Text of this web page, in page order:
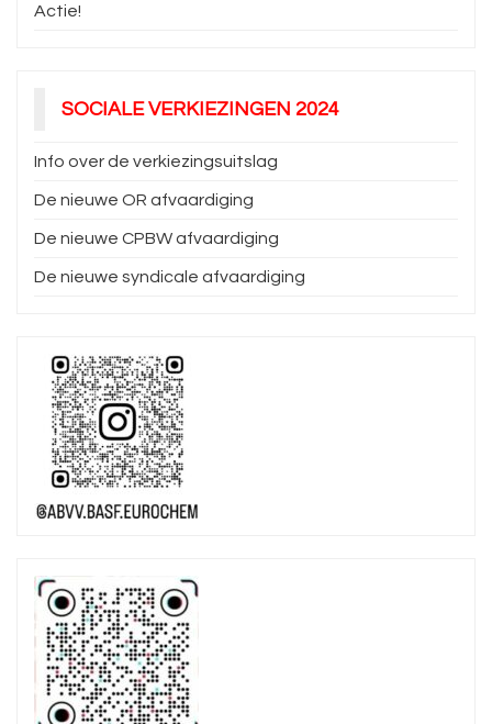
Actie!
SOCIALE VERKIEZINGEN 2024
Info over de verkiezingsuitslag
De nieuwe OR afvaardiging
De nieuwe CPBW afvaardiging
De nieuwe syndicale afvaardiging